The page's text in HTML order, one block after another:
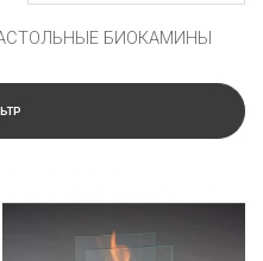
БИОКАМИНЫ